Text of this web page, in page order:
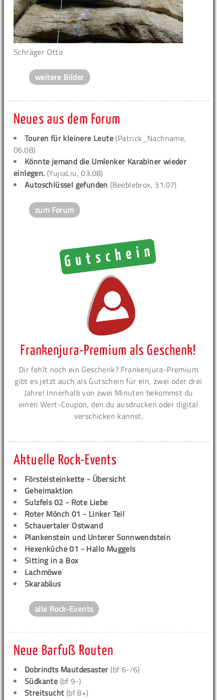
Schräger Otto
weitere Bilder
Neues aus dem Forum
Touren für kleinere Leute (Patrick_Nachname,
06.08)
Könnte jemand die Umlenker Karabiner wieder
einlegen. (YujiaLiu, 03.08)
Autoschlüssel gefunden (Beeblebrox, 31.07)
zum Forum
Frankenjura-Premium als Geschenk!
Dir fehlt noch ein Geschenk? Frankenjura-Premium
gibt es jetzt auch als Gutschein für ein, zwei oder drei
Jahre! Innerhalb von zwei Minuten bekommst du
einen Wert-Coupon, den du ausdrucken oder digital
verschicken kannst.
Aktuelle Rock-Events
Förstelsteinkette - Übersicht
Geheimaktion
Sulzfels 02 - Rote Liebe
Roter Mönch 01 - Linker Teil
Schauertaler Ostwand
Plankenstein und Unterer Sonnwendstein
Hexenküche 01 - Hallo Muggels
Sitting in a Box
Lachmöwe
Skarabäus
alle Rock-Events
Neue Barfuß Routen
Dobrindts Mautdesaster (bf 6-/6)
Südkante (bf 9-)
Streitsucht (bf 8+)